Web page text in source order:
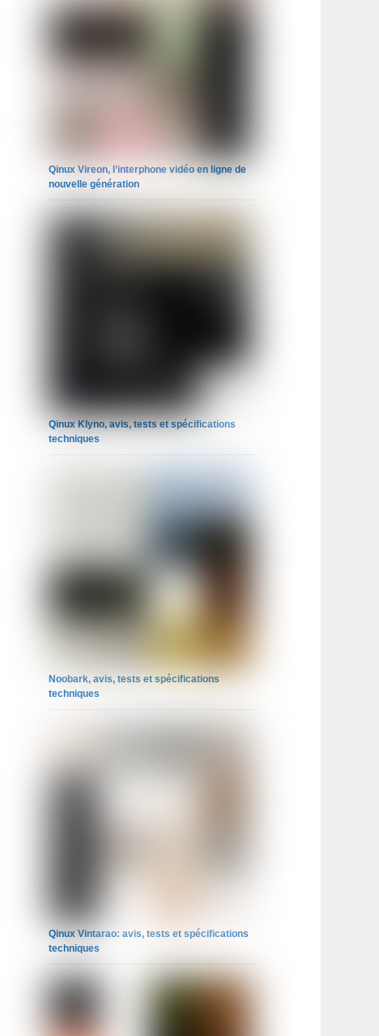
Qinux Vireon, l’interphone vidéo en ligne de
nouvelle génération
Qinux Klyno, avis, tests et spécifications
techniques
Noobark, avis, tests et spécifications
techniques
Qinux Vintarao: avis, tests et spécifications
techniques